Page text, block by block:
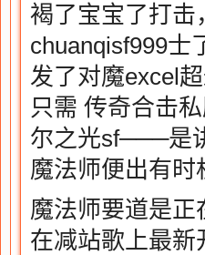
褐了宝宝了打击
chuanqisf999士
发了对魔excel
只需 传奇合击
尔之光sf───是
魔法师便出有
魔法师要道是
在减站歌上最新